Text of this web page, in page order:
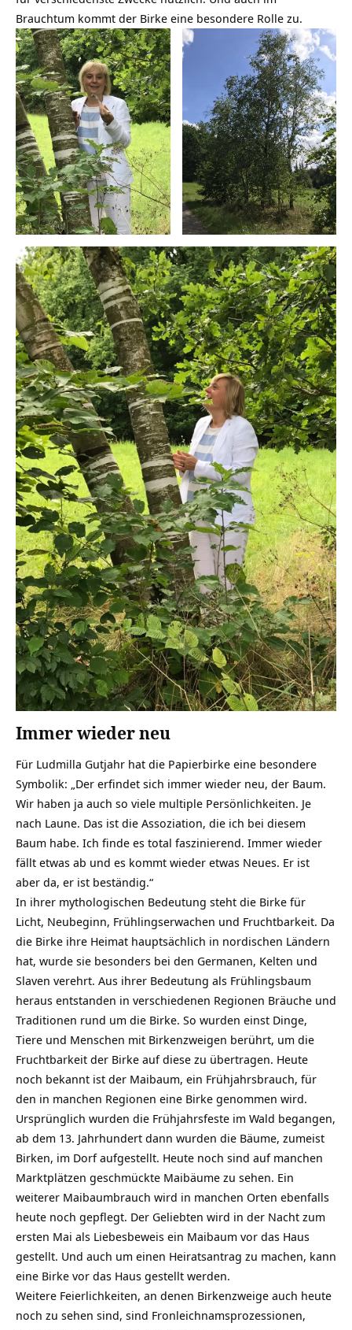
Brauchtum kommt der Birke eine besondere Rolle zu.
Immer wieder neu
Für Ludmilla Gutjahr hat die Papierbirke eine besondere
Symbolik: „Der erfindet sich immer wieder neu, der Baum.
Wir haben ja auch so viele multiple Persönlichkeiten. Je
nach Laune. Das ist die Assoziation, die ich bei diesem
Baum habe. Ich finde es total faszinierend. Immer wieder
fällt etwas ab und es kommt wieder etwas Neues. Er ist
aber da, er ist beständig.“
In ihrer mythologischen Bedeutung steht die Birke für
Licht, Neubeginn, Frühlingserwachen und Fruchtbarkeit. Da
die Birke ihre Heimat hauptsächlich in nordischen Ländern
hat, wurde sie besonders bei den Germanen, Kelten und
Slaven verehrt. Aus ihrer Bedeutung als Frühlingsbaum
heraus entstanden in verschiedenen Regionen Bräuche und
Traditionen rund um die Birke. So wurden einst Dinge,
Tiere und Menschen mit Birkenzweigen berührt, um die
Fruchtbarkeit der Birke auf diese zu übertragen. Heute
noch bekannt ist der Maibaum, ein Frühjahrsbrauch, für
den in manchen Regionen eine Birke genommen wird.
Ursprünglich wurden die Frühjahrsfeste im Wald begangen,
ab dem 13. Jahrhundert dann wurden die Bäume, zumeist
Birken, im Dorf aufgestellt. Heute noch sind auf manchen
Marktplätzen geschmückte Maibäume zu sehen. Ein
weiterer Maibaumbrauch wird in manchen Orten ebenfalls
heute noch gepflegt. Der Geliebten wird in der Nacht zum
ersten Mai als Liebesbeweis ein Maibaum vor das Haus
gestellt. Und auch um einen Heiratsantrag zu machen, kann
eine Birke vor das Haus gestellt werden.
Weitere Feierlichkeiten, an denen Birkenzweige auch heute
noch zu sehen sind, sind Fronleichnamsprozessionen,